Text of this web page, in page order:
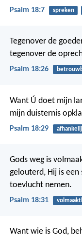
Psalm 18:7 spreken
Tegenover de
tegenover de
Psalm 18:26
Want Ú doet mijn
mijn duisternis
Psalm 18:29
Gods weg is
gelouterd, Hij is
toevlucht nemen.
Psalm 18:31
Want wie is God,